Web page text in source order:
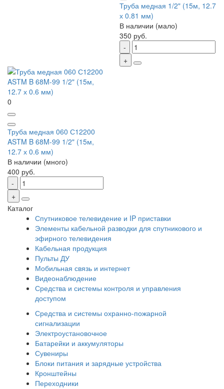
Труба медная 1/2" (15м, 12.7
х 0.81 мм)
В наличии (мало)
350 руб.
0
Труба медная 060 С12200
ASTM B 68M-99 1/2" (15м,
12.7 х 0.6 мм)
В наличии (много)
400 руб.
Каталог
Спутниковое телевидение и IP приставки
Элементы кабельной разводки для спутникового и
эфирного телевидения
Кабельная продукция
Пульты ДУ
Мобильная связь и интернет
Видеонаблюдение
Средства и системы контроля и управления
доступом
Средства и системы охранно-пожарной
сигнализации
Электроустановочное
Батарейки и аккумуляторы
Сувениры
Блоки питания и зарядные устройства
Кронштейны
Переходники